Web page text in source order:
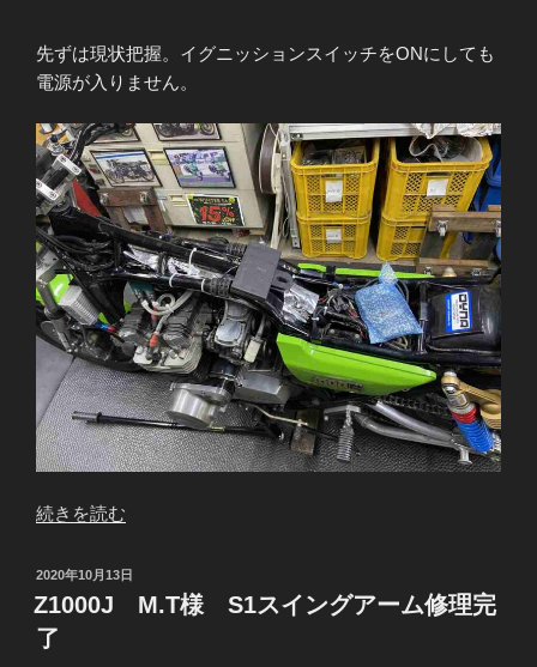
先ずは現状把握。イグニッションスイッチをONにしても
電源が入りません。
“Z1000J
様
電
源
喪
続きを読む
投
稿
日:
2020年10月13日
Z1000J M.T様 S1スイングアーム修理完
了